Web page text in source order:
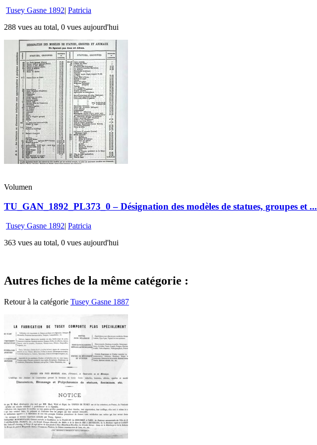
Tusey Gasne 1892 Patricia
288 vues au total, 0 vues aujourd'hui
Volumen
TU_GAN_1892_PL373_0 – Désignation des modèles de statues, groupes et ...
Tusey Gasne 1892| Patricia
363 vues au total, 0 vues aujourd'hui
Autres fiches de la même catégorie :
Retour à la catégorie Tusey Gasne 1887